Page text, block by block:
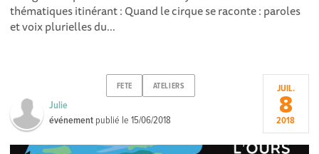
thématiques itinérant : Quand le cirque se raconte : paroles
et voix plurielles du...
FETE ATELIERS
Julie
événement publié le15/06/2018
JUIL.
8
2018